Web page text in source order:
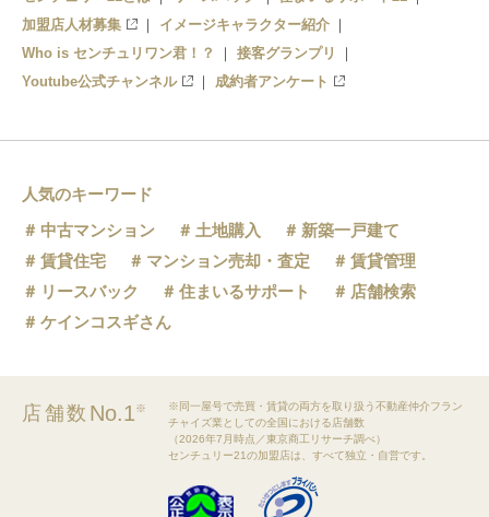
加盟店人材募集
イメージキャラクター紹介
Who is センチュリワン君！？
接客グランプリ
Youtube公式チャンネル
成約者アンケート
人気のキーワード
中古マンション
土地購入
新築一戸建て
賃貸住宅
マンション売却・査定
賃貸管理
リースバック
住まいるサポート
店舗検索
ケインコスギさん
店舗数 No.1※
※同一屋号で売買・賃貸の両方を取り扱う不動産仲介フラン
チャイズ業としての全国における店舗数
（2026年7月時点／東京商工リサーチ調べ）
センチュリー21の加盟店は、すべて独立・自営です。